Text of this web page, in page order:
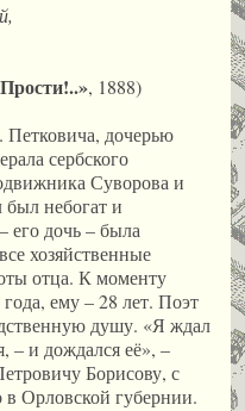
, 1888)
дочерью
сербского
Суворова и
был небогат и
его дочь – была
хозяйственные
отца. К моменту
ему – 28 лет. Поэт
душу. «Я ждал
– и дождался её», –
Борисову, с
в Орловской губернии.